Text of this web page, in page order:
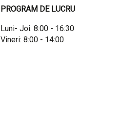
PROGRAM DE LUCRU
Luni- Joi: 8:00 - 16:30
Vineri: 8:00 - 14:00